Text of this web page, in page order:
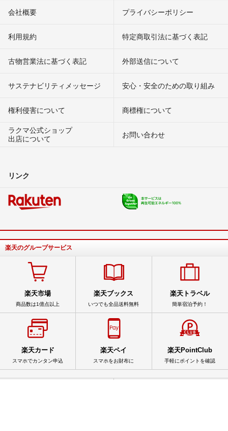
会社概要 プライバシーポリシー
利用規約 特定商取引法に基づく表記
古物営業法に基づく表記 外部送信について
サステナビリティメッセージ 安心・安全のための取り組み
権利侵害について
商標権について
ラクマ公式ショップ
出店について
お問い合わせ
リンク
楽天のグループサービス
楽天市場
商品数は1億点以上
楽天ブックス
いつでも全品送料無料
楽天トラベル
簡単宿泊予約！
楽天カード
スマホでカンタン申込
楽天ペイ
スマホをお財布に
楽天PointClub
手軽にポイントを確認